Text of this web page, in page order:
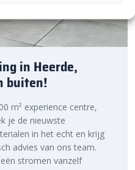
in Heerde,
buiten!
m² experience centre,
je de nieuwste
in het echt en krijg
advies van ons team.
stromen vanzelf